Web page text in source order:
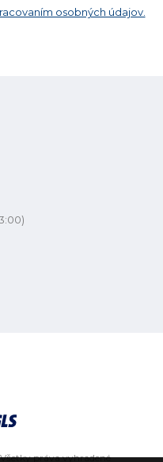
osobných údajov.
práva vyhradené